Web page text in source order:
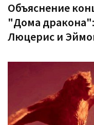
Объяснение
"Дома дракона":
Люцерис и